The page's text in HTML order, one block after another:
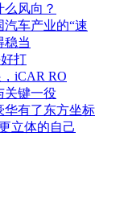
风向？
车产业的“速
稳当
打
iCAR RO
关键一役
华有了东方坐标
立体的自己